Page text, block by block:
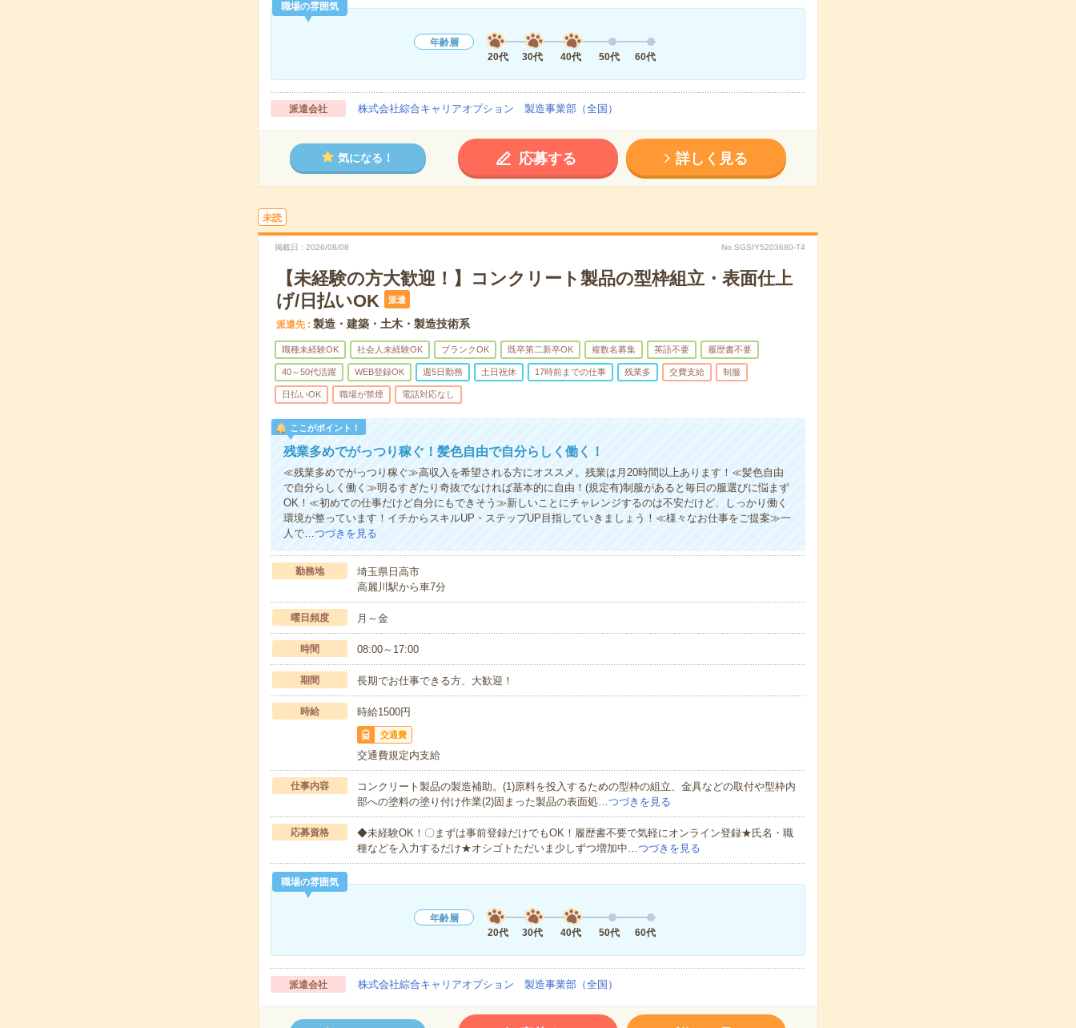
職場の雰囲気
年齢層
20代
30代 40代 50代 60代
派遣会社 株式会社綜合キャリアオプション 製造事業部（全国）
気になる！ 応募する 詳しく見る
未読
掲載日 2026/08/08 No.SGSIY5203680-T4
【未経験の方大歓迎！】コンクリート製品の型枠組立・表面仕上
げ/日払いOK
派遣
派遣先 製造・建築・土木・製造技術系
職種未経験OK 社会人未経験OK ブランクOK 既卒第二新卒OK 複数名募集 英語不要 履歴書不要
40～50代活躍 WEB登録OK 週5日勤務 土日祝休 17時前までの仕事 残業多 交費支給 制服
日払いOK 職場が禁煙 電話対応なし
ここがポイント！
残業多めでがっつり稼ぐ！髪色自由で自分らしく働く！
≪残業多めでがっつり稼ぐ≫高収入を希望される方にオススメ。残業は月20時間以上あります！≪髪色自由
で自分らしく働く≫明るすぎたり奇抜でなければ基本的に自由！(規定有)制服があると毎日の服選びに悩まず
OK！≪初めての仕事だけど自分にもできそう≫新しいことにチャレンジするのは不安だけど、しっかり働く
環境が整っています！イチからスキルUP・ステップUP目指していきましょう！≪様々なお仕事をご提案≫一
人で…つづきを見る
勤務地
埼玉県日高市
高麗川駅から車7分
曜日頻度 月～金
時間 08:00～17:00
期間 長期でお仕事できる方、大歓迎！
時給 時給1500円
交通費
交通費規定内支給
仕事内容
コンクリート製品の製造補助。(1)原料を投入するための型枠の組立、金具などの取付や型枠内
部への塗料の塗り付け作業(2)固まった製品の表面処…つづきを見る
応募資格
◆未経験OK！〇まずは事前登録だけでもOK！履歴書不要で気軽にオンライン登録★氏名・職
種などを入力するだけ★オシゴトただいま少しずつ増加中…つづきを見る
職場の雰囲気
年齢層
20代
30代 40代 50代 60代
派遣会社 株式会社綜合キャリアオプション 製造事業部（全国）